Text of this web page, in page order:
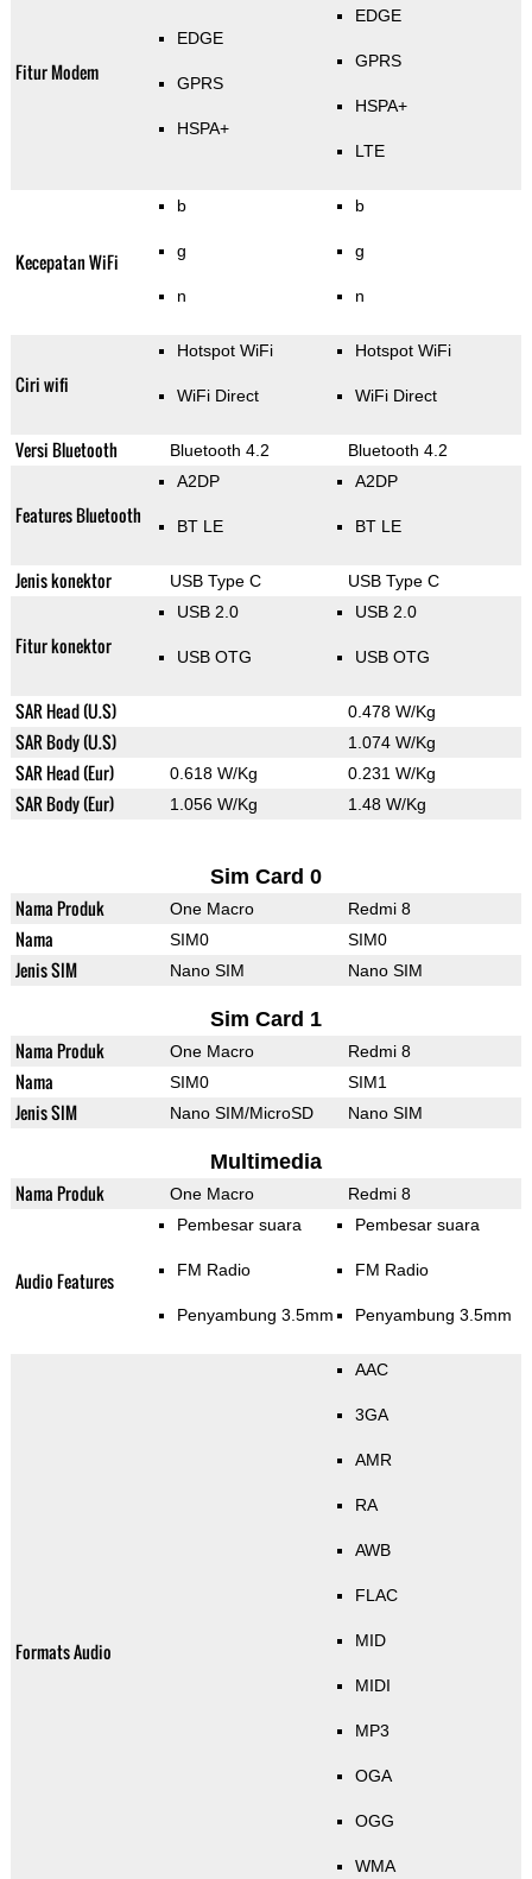
Fitur Modem
EDGE
GPRS
HSPA+
EDGE
GPRS
HSPA+
LTE
Kecepatan WiFi
b
g
n
b
g
n
Ciri wifi
Hotspot WiFi
WiFi Direct
Hotspot WiFi
WiFi Direct
Versi Bluetooth Bluetooth 4.2 Bluetooth 4.2
Features Bluetooth
A2DP
BT LE
A2DP
BT LE
Jenis konektor USB Type C USB Type C
Fitur konektor
USB 2.0
USB OTG
USB 2.0
USB OTG
SAR Head (U.S) 0.478 W/Kg
SAR Body (U.S) 1.074 W/Kg
SAR Head (Eur) 0.618 W/Kg 0.231 W/Kg
SAR Body (Eur) 1.056 W/Kg 1.48 W/Kg
Sim Card 0
Nama Produk One Macro Redmi 8
Nama SIM0 SIM0
Jenis SIM Nano SIM Nano SIM
Sim Card 1
Nama Produk One Macro Redmi 8
Nama SIM0 SIM1
Jenis SIM Nano SIM/MicroSD Nano SIM
Multimedia
Nama Produk One Macro Redmi 8
Audio Features
Pembesar suara
FM Radio
Penyambung 3.5mm
Pembesar suara
FM Radio
Penyambung 3.5mm
Formats Audio
AAC
3GA
AMR
RA
AWB
FLAC
MID
MIDI
MP3
OGA
OGG
WMA